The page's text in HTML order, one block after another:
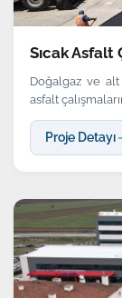
Sıcak Asfalt
Doğalgaz ve
asfalt
Proje Detayı